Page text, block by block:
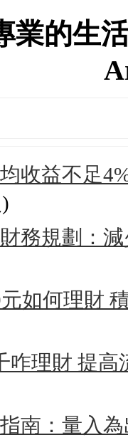
業的生
收益不足
務規劃：
如何理財
咋理財 提
南：量入